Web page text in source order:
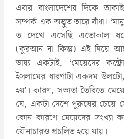
এবার বাংলাদেশের দিকে
সম্পর্ক এক অদ্ভুত তারে বাঁধা।
ত দেখে এসেছি এতোকাল
(কুরআন না কিন্তু) এই দিয়ে
ভাষ্য একটাই, ‘মেয়েদের
ইসলামের ধারণাটা একদম
হয়’। কারণ, সভ্যতা তৈরিতে
যে, একটা দেশে পুরুষের চেয়ে
কোন কারণে মেয়েদের সংখ্যা
যৌনাচারও প্রচলিত হয়ে যায়।